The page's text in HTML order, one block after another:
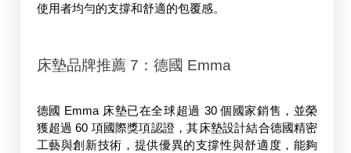
使用者均勻的支撐和舒適的包覆感。
床墊品牌推薦 7：德國 Emma
德國 Emma 床墊已在全球超過 30 個國家銷售，並榮
獲超過 60 項國際獎項認證，其床墊設計結合德國精密
工藝與創新技術，提供優異的支撐性與舒適度，能夠